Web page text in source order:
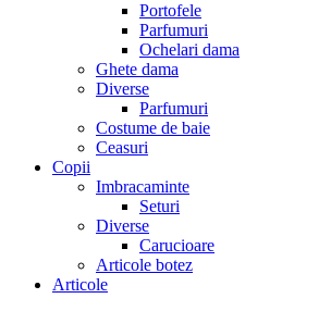
Portofele
Parfumuri
Ochelari dama
Ghete dama
Diverse
Parfumuri
Costume de baie
Ceasuri
Copii
Imbracaminte
Seturi
Diverse
Carucioare
Articole botez
Articole